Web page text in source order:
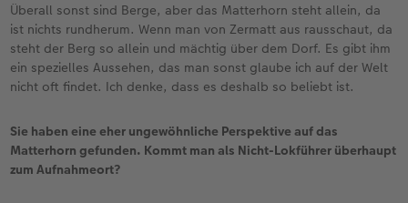
Überall sonst sind Berge, aber das Matterhorn steht allein, da
ist nichts rundherum. Wenn man von Zermatt aus rausschaut, da
steht der Berg so allein und mächtig über dem Dorf. Es gibt ihm
ein spezielles Aussehen, das man sonst glaube ich auf der Welt
nicht oft findet. Ich denke, dass es deshalb so beliebt ist.
Sie haben eine eher ungewöhnliche Perspektive auf das
Matterhorn gefunden. Kommt man als Nicht-Lokführer überhaupt
zum Aufnahmeort?